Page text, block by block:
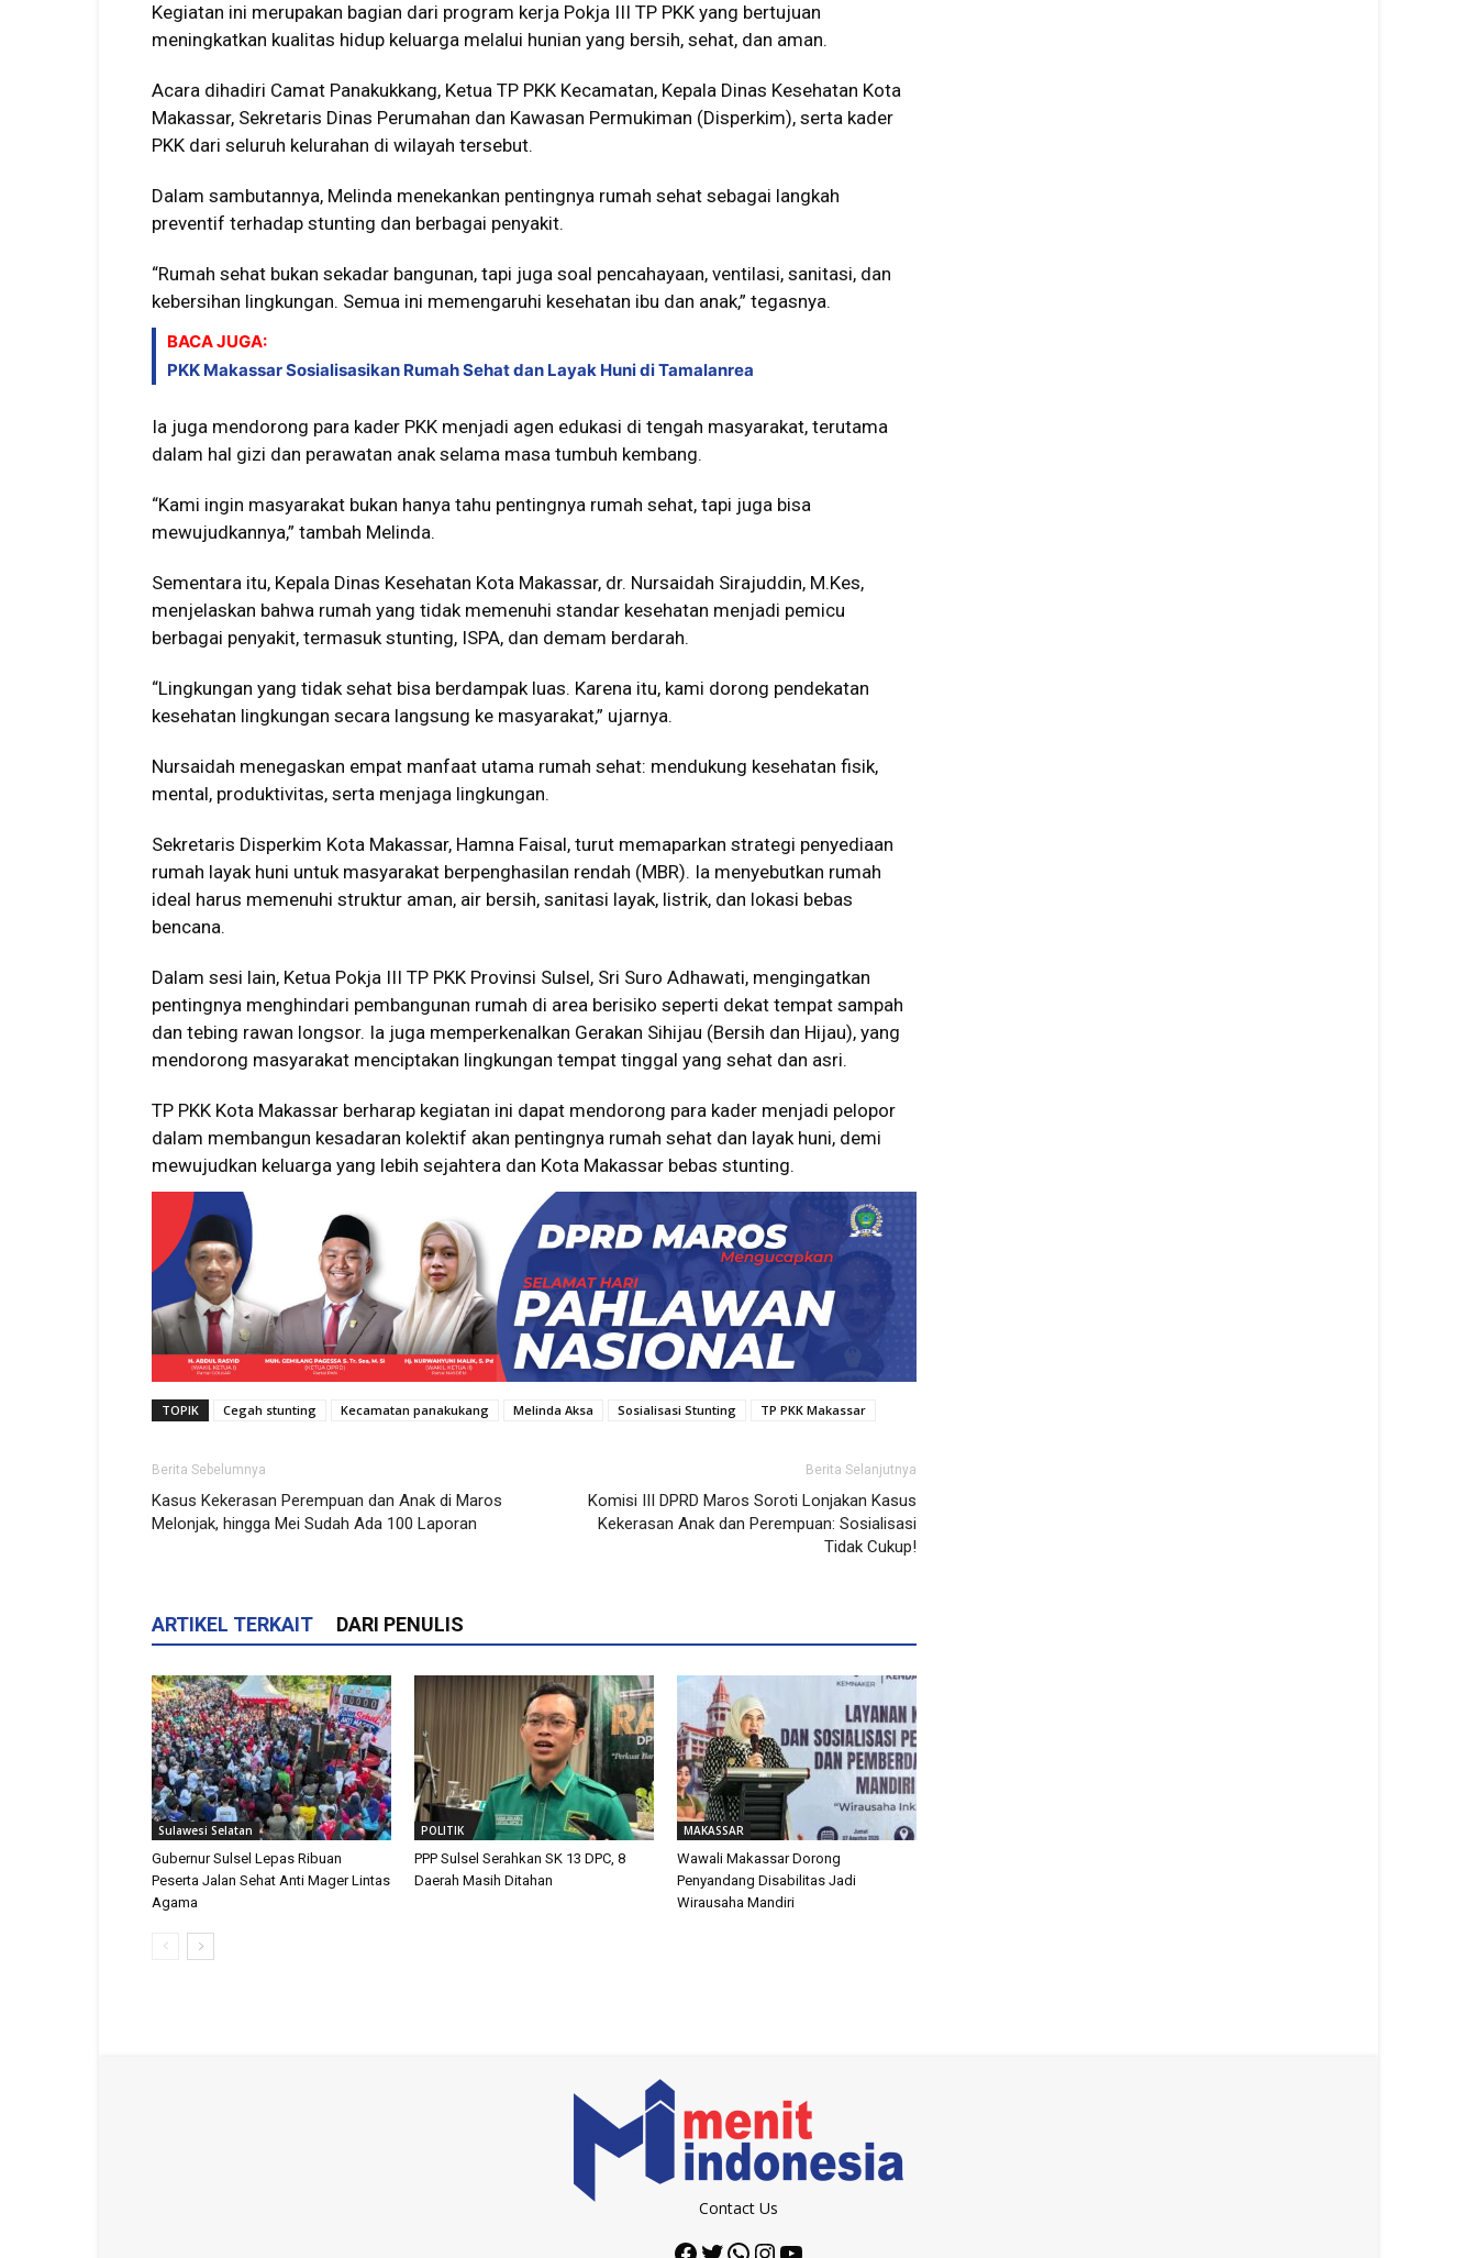
Kegiatan ini merupakan bagian dari program kerja Pokja III TP PKK yang bertujuan
meningkatkan kualitas hidup keluarga melalui hunian yang bersih, sehat, dan aman.
Acara dihadiri Camat Panakukkang, Ketua TP PKK Kecamatan, Kepala Dinas Kesehatan Kota
Makassar, Sekretaris Dinas Perumahan dan Kawasan Permukiman (Disperkim), serta kader
PKK dari seluruh kelurahan di wilayah tersebut.
Dalam sambutannya, Melinda menekankan pentingnya rumah sehat sebagai langkah
preventif terhadap stunting dan berbagai penyakit.
“Rumah sehat bukan sekadar bangunan, tapi juga soal pencahayaan, ventilasi, sanitasi, dan
kebersihan lingkungan. Semua ini memengaruhi kesehatan ibu dan anak,” tegasnya.
BACA JUGA:
PKK Makassar Sosialisasikan Rumah Sehat dan Layak Huni di Tamalanrea
Ia juga mendorong para kader PKK menjadi agen edukasi di tengah masyarakat, terutama
dalam hal gizi dan perawatan anak selama masa tumbuh kembang.
“Kami ingin masyarakat bukan hanya tahu pentingnya rumah sehat, tapi juga bisa
mewujudkannya,” tambah Melinda.
Sementara itu, Kepala Dinas Kesehatan Kota Makassar, dr. Nursaidah Sirajuddin, M.Kes,
menjelaskan bahwa rumah yang tidak memenuhi standar kesehatan menjadi pemicu
berbagai penyakit, termasuk stunting, ISPA, dan demam berdarah.
“Lingkungan yang tidak sehat bisa berdampak luas. Karena itu, kami dorong pendekatan
kesehatan lingkungan secara langsung ke masyarakat,” ujarnya.
Nursaidah menegaskan empat manfaat utama rumah sehat: mendukung kesehatan fisik,
mental, produktivitas, serta menjaga lingkungan.
Sekretaris Disperkim Kota Makassar, Hamna Faisal, turut memaparkan strategi penyediaan
rumah layak huni untuk masyarakat berpenghasilan rendah (MBR). Ia menyebutkan rumah
ideal harus memenuhi struktur aman, air bersih, sanitasi layak, listrik, dan lokasi bebas
bencana.
Dalam sesi lain, Ketua Pokja III TP PKK Provinsi Sulsel, Sri Suro Adhawati, mengingatkan
pentingnya menghindari pembangunan rumah di area berisiko seperti dekat tempat sampah
dan tebing rawan longsor. Ia juga memperkenalkan Gerakan Sihijau (Bersih dan Hijau), yang
mendorong masyarakat menciptakan lingkungan tempat tinggal yang sehat dan asri.
TP PKK Kota Makassar berharap kegiatan ini dapat mendorong para kader menjadi pelopor
dalam membangun kesadaran kolektif akan pentingnya rumah sehat dan layak huni, demi
mewujudkan keluarga yang lebih sejahtera dan Kota Makassar bebas stunting.
TOPIK Cegah stunting Kecamatan panakukang Melinda Aksa Sosialisasi Stunting TP PKK Makassar
Berita Sebelumnya
Kasus Kekerasan Perempuan dan Anak di Maros
Melonjak, hingga Mei Sudah Ada 100 Laporan
Berita Selanjutnya
Komisi III DPRD Maros Soroti Lonjakan Kasus
Kekerasan Anak dan Perempuan: Sosialisasi
Tidak Cukup!
ARTIKEL TERKAIT DARI PENULIS
Sulawesi Selatan
Gubernur Sulsel Lepas Ribuan
Peserta Jalan Sehat Anti Mager Lintas
Agama
POLITIK
PPP Sulsel Serahkan SK 13 DPC, 8
Daerah Masih Ditahan
MAKASSAR
Wawali Makassar Dorong
Penyandang Disabilitas Jadi
Wirausaha Mandiri
Contact Us